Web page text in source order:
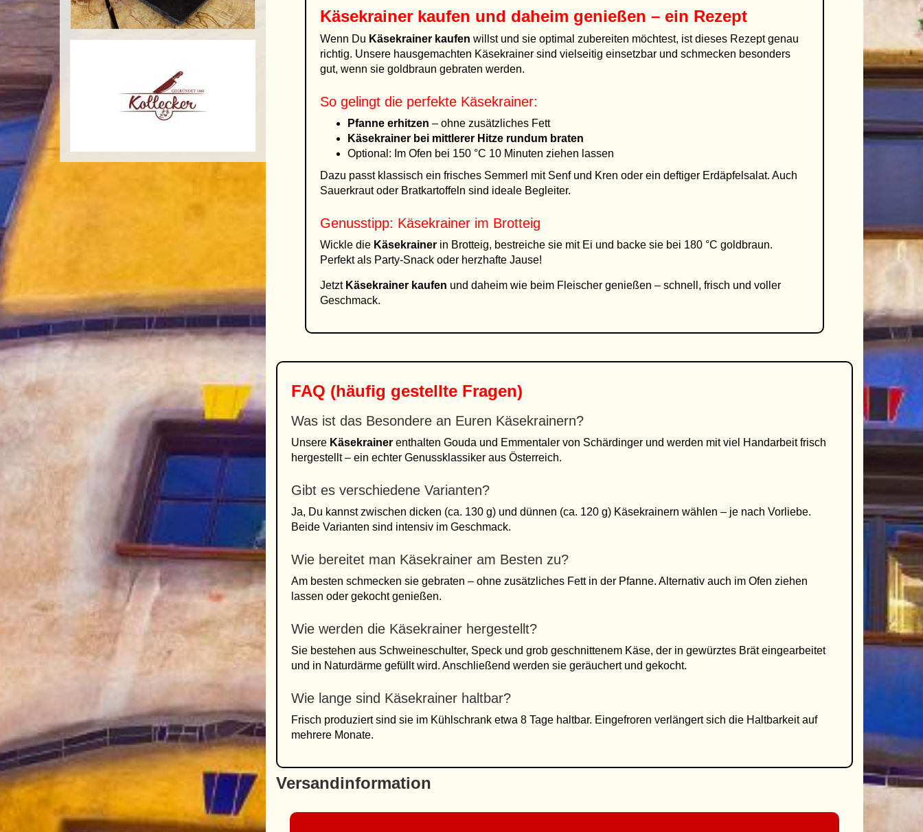
Käsekrainer kaufen und daheim genießen – ein Rezept
Wenn Du Käsekrainer kaufen willst und sie optimal zubereiten möchtest, ist dieses Rezept genau
richtig. Unsere hausgemachten Käsekrainer sind vielseitig einsetzbar und schmecken besonders
gut, wenn sie goldbraun gebraten werden.
So gelingt die perfekte Käsekrainer:
Pfanne erhitzen – ohne zusätzliches Fett
Käsekrainer bei mittlerer Hitze rundum braten
Optional: Im Ofen bei 150 °C 10 Minuten ziehen lassen
Dazu passt klassisch ein frisches Semmerl mit Senf und Kren oder ein deftiger Erdäpfelsalat. Auch
Sauerkraut oder Bratkartoffeln sind ideale Begleiter.
Genusstipp: Käsekrainer im Brotteig
Wickle die Käsekrainer in Brotteig, bestreiche sie mit Ei und backe sie bei 180 °C goldbraun.
Perfekt als Party-Snack oder herzhafte Jause!
Jetzt Käsekrainer kaufen und daheim wie beim Fleischer genießen – schnell, frisch und voller
Geschmack.
FAQ (häufig gestellte Fragen)
Was ist das Besondere an Euren Käsekrainern?
Unsere Käsekrainer enthalten Gouda und Emmentaler von Schärdinger und werden mit viel Handarbeit frisch
hergestellt – ein echter Genussklassiker aus Österreich.
Gibt es verschiedene Varianten?
Ja, Du kannst zwischen dicken (ca. 130 g) und dünnen (ca. 120 g) Käsekrainern wählen – je nach Vorliebe.
Beide Varianten sind intensiv im Geschmack.
Wie bereitet man Käsekrainer am Besten zu?
Am besten schmecken sie gebraten – ohne zusätzliches Fett in der Pfanne. Alternativ auch im Ofen ziehen
lassen oder gekocht genießen.
Wie werden die Käsekrainer hergestellt?
Sie bestehen aus Schweineschulter, Speck und grob geschnittenem Käse, der in gewürztes Brät eingearbeitet
und in Naturdärme gefüllt wird. Anschließend werden sie geräuchert und gekocht.
Wie lange sind Käsekrainer haltbar?
Frisch produziert sind sie im Kühlschrank etwa 8 Tage haltbar. Eingefroren verlängert sich die Haltbarkeit auf
mehrere Monate.
Versandinformation